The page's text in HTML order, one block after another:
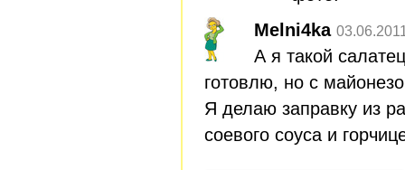
Melni4ka
А я такой
готовлю, но с
Я делаю заправку из
соевого соуса и